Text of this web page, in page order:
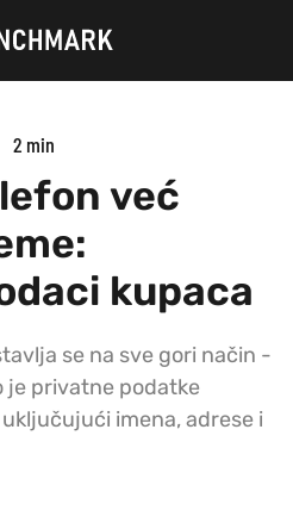
2 min
već
kupaca
se na sve gori način -
je privatne podatke
imena, adrese i